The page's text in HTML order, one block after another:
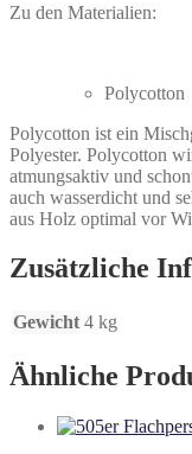
Zu den Materialien:
Polycotton
Polycotton ist ein
Polyester. Polycotton
atmungsaktiv und
auch wasserdicht und
aus Holz optimal vor
Zusätzliche
Gewicht 4 kg
Ähnliche